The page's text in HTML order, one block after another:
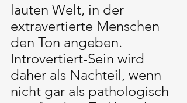
lauten Welt, in der
extravertierte Menschen
den Ton angeben.
Introvertiert-Sein wird
daher als Nachteil, wenn
nicht gar als pathologisch